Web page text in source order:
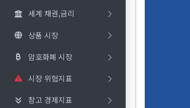
세계 채권,금리
상품 시장
암호화폐 시장
시장 위험지표
참고 경제지표